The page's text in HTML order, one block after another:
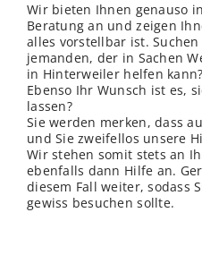
Wir bieten Ihnen genauso
Beratung an und zeigen
alles vorstellbar ist.
jemanden, der in Sachen
in Hinterweiler helfen kann?
Ebenso Ihr Wunsch ist es,
lassen?
Sie werden merken, dass
und Sie zweifellos unsere
Wir stehen somit stets an
ebenfalls dann Hilfe an.
diesem Fall weiter, sodass
gewiss besuchen sollte.